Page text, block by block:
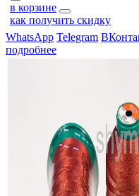
в корзине
как получить скидку
WhatsApp Telegram
подробнее